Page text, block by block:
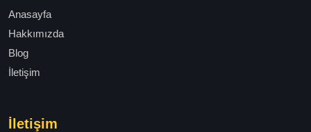
Anasayfa
Hakkımızda
Blog
İletişim
İletişim